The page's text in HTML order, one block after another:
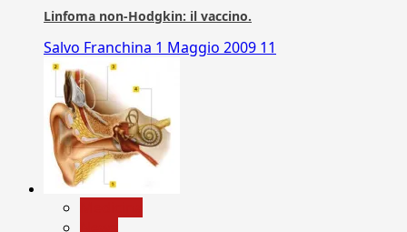
Linfoma non-Hodgkin: il vaccino.
Salvo Franchina 1 Maggio 2009 11